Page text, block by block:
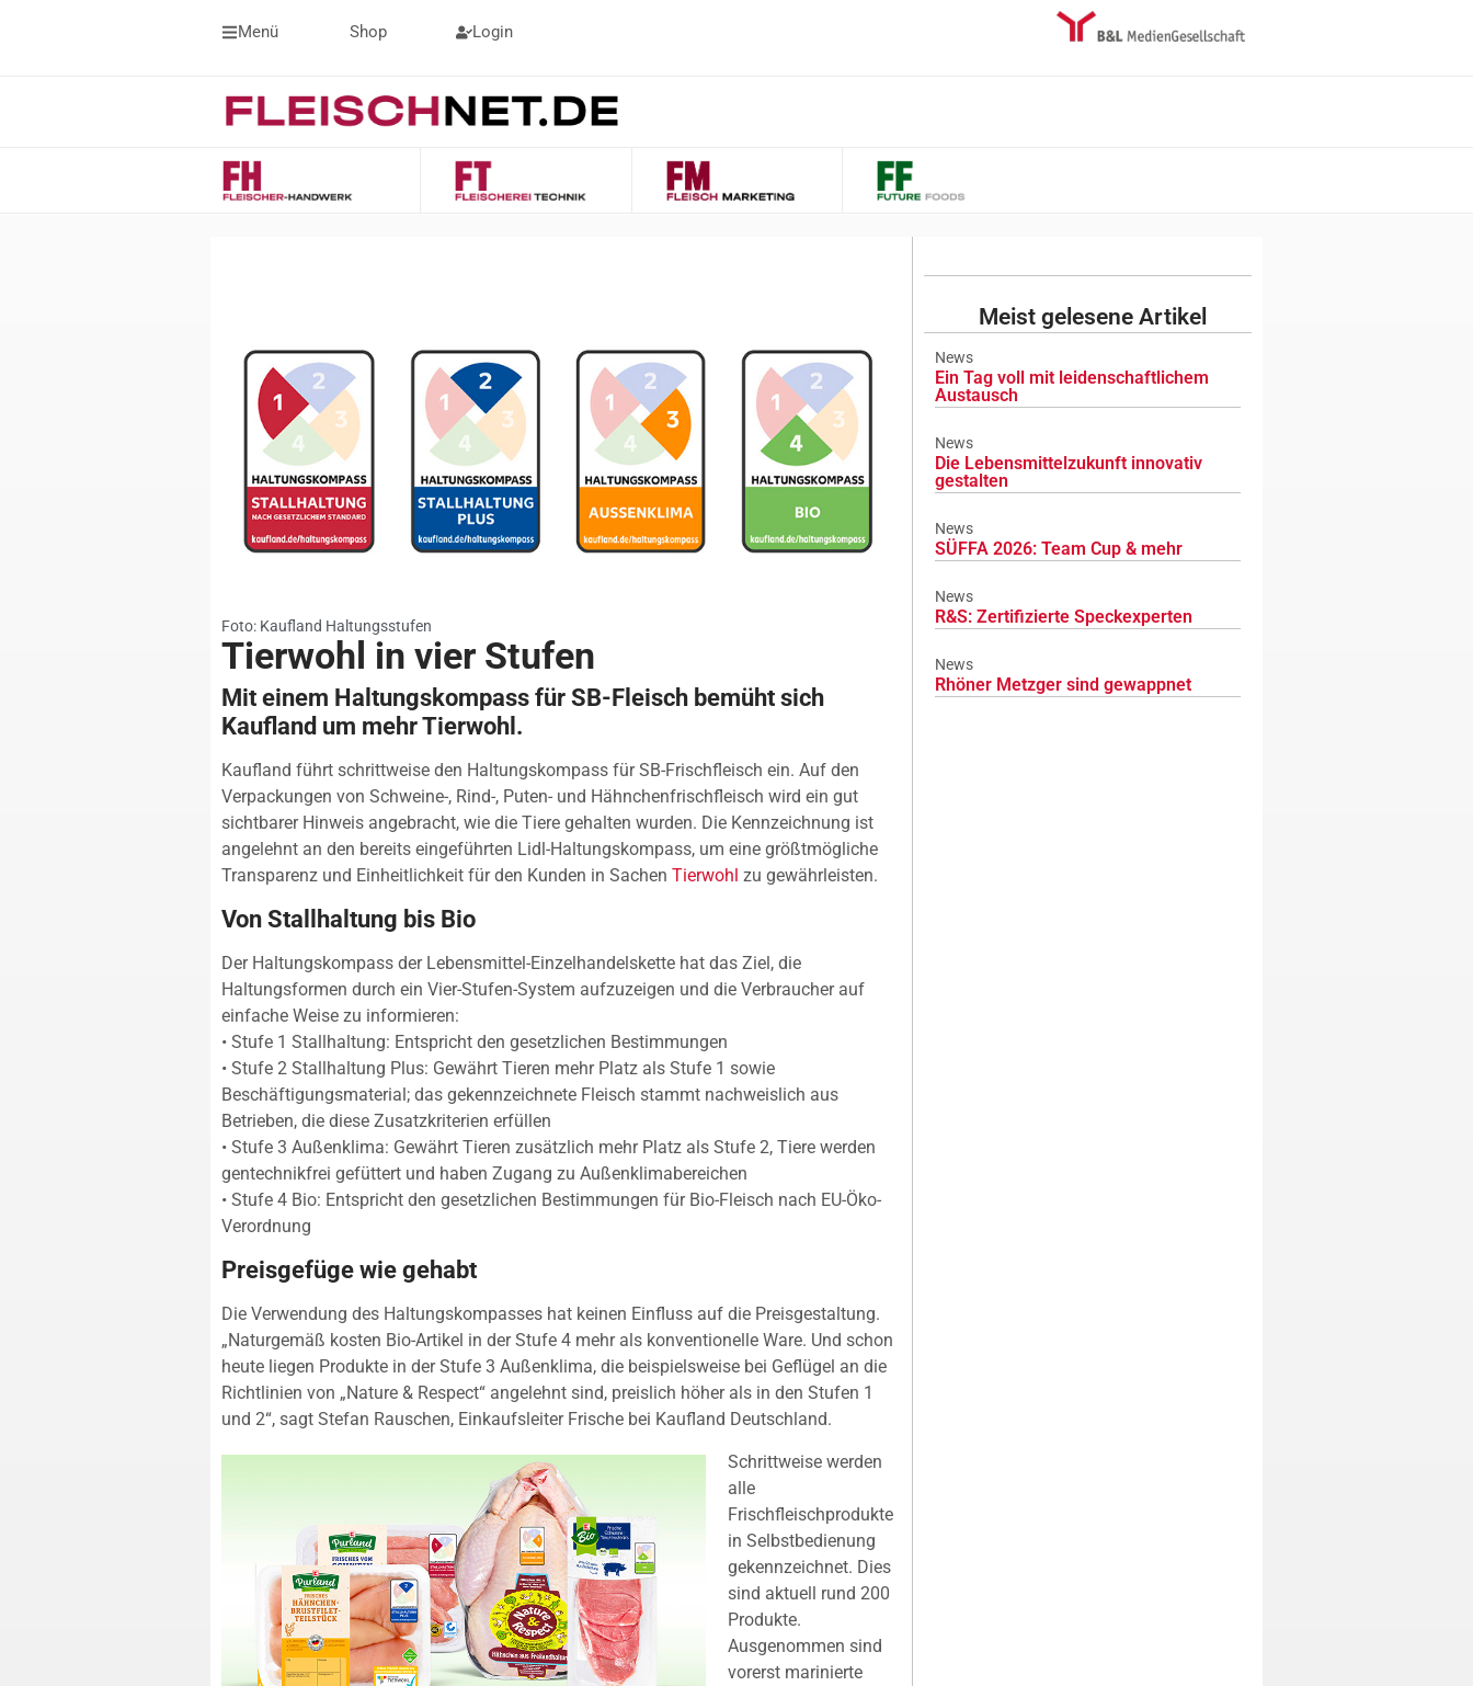
Menü Shop Login
Foto: Kaufland Haltungsstufen
Tierwohl in vier Stufen
Mit einem Haltungskompass für SB-Fleisch bemüht sich
Kaufland um mehr Tierwohl.
Kaufland führt schrittweise den Haltungskompass für SB-Frischfleisch ein. Auf den
Verpackungen von Schweine-, Rind-, Puten- und Hähnchenfrischfleisch wird ein gut
sichtbarer Hinweis angebracht, wie die Tiere gehalten wurden. Die Kennzeichnung ist
angelehnt an den bereits eingeführten Lidl-Haltungskompass, um eine größtmögliche
Transparenz und Einheitlichkeit für den Kunden in Sachen Tierwohl zu gewährleisten.
Von Stallhaltung bis Bio
Der Haltungskompass der Lebensmittel-Einzelhandelskette hat das Ziel, die
Haltungsformen durch ein Vier-Stufen-System aufzuzeigen und die Verbraucher auf
einfache Weise zu informieren:
• Stufe 1 Stallhaltung: Entspricht den gesetzlichen Bestimmungen
• Stufe 2 Stallhaltung Plus: Gewährt Tieren mehr Platz als Stufe 1 sowie
Beschäftigungsmaterial; das gekennzeichnete Fleisch stammt nachweislich aus
Betrieben, die diese Zusatzkriterien erfüllen
• Stufe 3 Außenklima: Gewährt Tieren zusätzlich mehr Platz als Stufe 2, Tiere werden
gentechnikfrei gefüttert und haben Zugang zu Außenklimabereichen
• Stufe 4 Bio: Entspricht den gesetzlichen Bestimmungen für Bio-Fleisch nach EU-Öko-
Verordnung
Preisgefüge wie gehabt
Die Verwendung des Haltungskompasses hat keinen Einfluss auf die Preisgestaltung.
„Naturgemäß kosten Bio-Artikel in der Stufe 4 mehr als konventionelle Ware. Und schon
heute liegen Produkte in der Stufe 3 Außenklima, die beispielsweise bei Geflügel an die
Richtlinien von „Nature & Respect“ angelehnt sind, preislich höher als in den Stufen 1
und 2“, sagt Stefan Rauschen, Einkaufsleiter Frische bei Kaufland Deutschland.
Schrittweise werden
alle
Frischfleischprodukte
in Selbstbedienung
gekennzeichnet. Dies
sind aktuell rund 200
Produkte.
Ausgenommen sind
vorerst marinierte
Meist gelesene Artikel
News
Ein Tag voll mit leidenschaftlichem
Austausch
News
Die Lebensmittelzukunft innovativ
gestalten
News
SÜFFA 2026: Team Cup & mehr
News
R&S: Zertifizierte Speckexperten
News
Rhöner Metzger sind gewappnet